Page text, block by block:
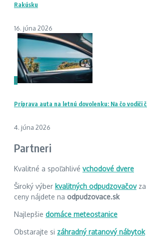
Rakúsku
16. júna 2026
3
Príprava auta na letnú dovolenku: Na čo vodiči
4. júna 2026
Partneri
Kvalitné a spoľahlivé vchodové dvere
Široký výber kvalitných odpudzovačovza
ceny nájdete na odpudzovace.sk
Najlepšie domáce meteostanice
Obstarajte si záhradný ratanový nábytok